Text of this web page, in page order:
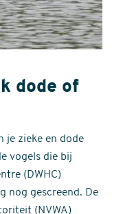
dode of
je zieke en dode
vogels die bij
(DWHC)
nog gescreend. De
(NVWA)